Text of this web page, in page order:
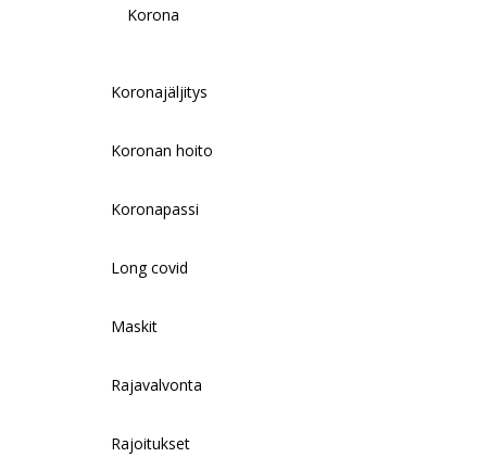
Korona
Koronajäljitys
Koronan hoito
Koronapassi
Long covid
Maskit
Rajavalvonta
Rajoitukset